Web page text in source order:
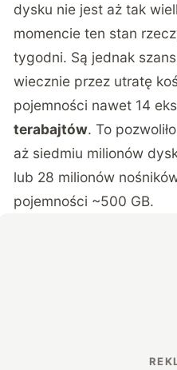
dysku nie jest aż tak
momencie ten stan
tygodni. Są jednak
wiecznie przez utratę
pojemności nawet 14
terabajtów. To
aż siedmiu milionów
lub 28 milionów
pojemności ~500 GB.